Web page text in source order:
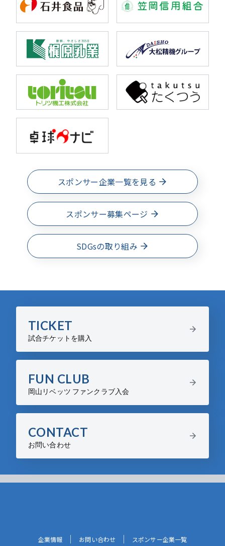
スポンサー企業一覧を見る
スポンサー募集ページ
SDGsの取り組み
TICKET
試合チケットを購入
FUN CLUB
岡山リベッツ ファンクラブ入会
CONTACT
お問い合わせ
企業情報 お問い合わせ スポンサー企業一覧